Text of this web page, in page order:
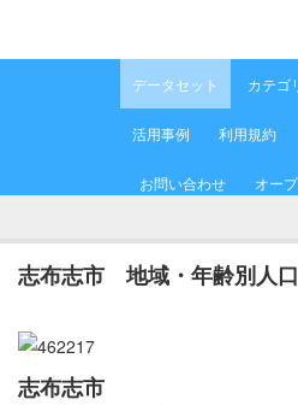
データセット カテゴ
活用事例 利用規約
お問い合わせ オー
志布志市 地域・年齢別人口
志布志市